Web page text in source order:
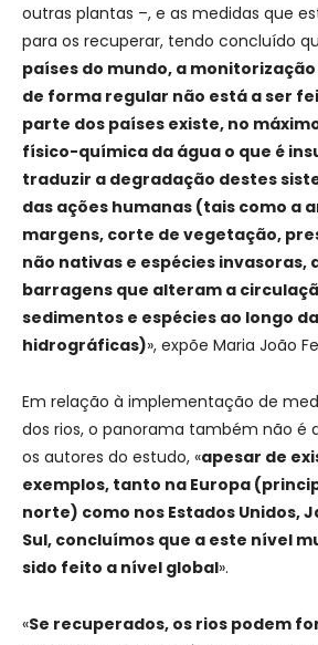
outras plantas –, e as medidas que
para os recuperar, tendo concluído
países do mundo, a
de forma regular não está a ser
parte dos países existe, no
físico-química da água o que é
traduzir a degradação destes
das ações humanas (tais como a
margens, corte de vegetação,
não nativas e espécies invasoras,
barragens que alteram a
sedimentos e espécies ao longo
hidrográficas)», expõe Maria João
Em relação à implementação de
dos rios, o panorama também não é
os autores do estudo, «apesar de
exemplos, tanto na Europa
norte) como nos Estados Unidos,
Sul, concluímos que a este nível
sido feito a nível global».
«Se recuperados, os rios podem